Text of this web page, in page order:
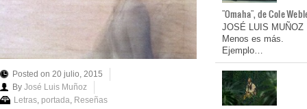
Posted on 20 julio, 2015
By José Luis Muñoz
Letras, portada, Reseñas
"Omaha", de Cole
JOSÉ LUIS MUÑOZ
Menos es más.
Ejemplo…